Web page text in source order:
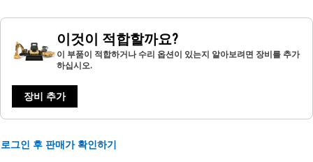
이것이 적합할까요?
이 부품이 적합하거나 수리 옵션이 있는지 알아보려면 장비를 추가
하십시오.
장비 추가
로그인 후 판매가 확인하기